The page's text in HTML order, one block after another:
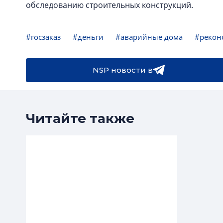
обследованию строительных конструкций.
#госзаказ #деньги #аварийные дома
NSP новости в
Читайте также